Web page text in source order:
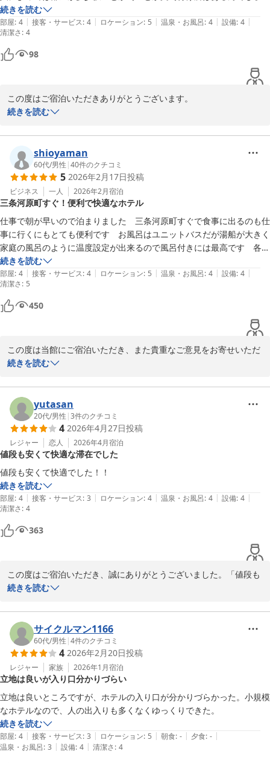
が、空気清浄機もあるしお値段手頃なので個人的に文句無いです。
続きを読む
部屋: 4 | 接客・サービス: 4 | ロケーション: 5 | 温泉・お風呂: 4 | 設備: 4 |
清潔さ: 4
98
この度はご宿泊いただきありがとうございます。
立地や周辺環境についてお褒めいただき、大変嬉しく存じます。
います。
今後も快適にお過ごしいただけるよう、設備やサービスの向上に努
めてまいります。
井筒ホテル京都河原町三条
2026-07-19
続きを読む
shioyaman
60代/男性 |40件のクチコミ
5 2026年2月17日投稿
ビジネス 一人 2026年2月宿泊
三条河原町すぐ！便利で快適なホテル
仕事で朝が早いので泊まりました　三条河原町すぐで食事に出るのも仕
事に行くにもとても便利です　お風呂はユニットバスだが湯船が大きく
家庭の風呂のように温度設定が出来るので風呂付きには最高です　各階
にアメニティと電子レンジあり　スタッフも丁寧で親切　また泊まりた
いです
続きを読む
部屋: 4 | 接客・サービス: 4 | ロケーション: 5 | 温泉・お風呂: 4 | 設備: 4 |
清潔さ: 5
450
この度は当館にご宿泊いただき、また貴重なご意見をお寄せいただ
き誠にありがとうございます。
立地につきまして、観光に便利と感じていただけたこと、大変嬉し
く存じます。
また機会がございましたら、ぜひご利用くださいませ。
心よりお待ちしております。
井筒ホテル京都河原町三条
2026-03-01
続きを読む
yutasan
20代/男性 |3件のクチコミ
4 2026年4月27日投稿
レジャー 恋人 2026年4月宿泊
値段も安くて快適な滞在でした
値段も安くて快適でした！！
続きを読む
部屋: 4 | 接客・サービス: 3 | ロケーション: 4 | 温泉・お風呂: 4 | 設備: 4 |
清潔さ: 4
363
この度はご宿泊いただき、誠にありがとうございました。「値段も
安くて快適でした」とのお言葉をいただき、大変嬉しく思っており
まいります。
また京都へお越しの際は、ぜひご利用くださいませ。スタッフ一
同、心よりお待ちしております。
井筒ホテル京都河原町三条
2026-05-17
続きを読む
サイクルマン1166
60代/男性 |4件のクチコミ
4 2026年2月20日投稿
レジャー 家族 2026年1月宿泊
立地は良いが入り口分かりづらい
立地は良いところですが、ホテルの入り口が分かりづらかった。小規模
なホテルなので、人の出入りも多くなくゆっくりできた。
続きを読む
部屋: 4 | 接客・サービス: 3 | ロケーション: 5 | 朝食: - | 夕食: - |
温泉・お風呂: 3 | 設備: 4 | 清潔さ: 4